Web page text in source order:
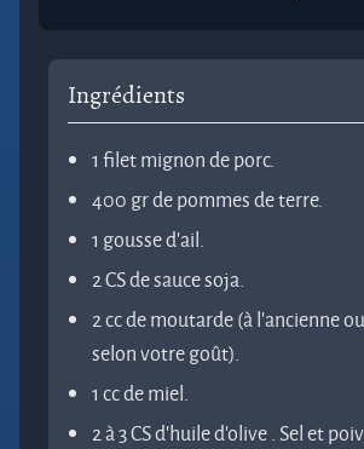
Ingrédients
1 filet mignon de porc.
400 gr de pommes de terre.
1 gousse d’ail.
2 CS de sauce soja.
2 cc de moutarde (à l’ancienne
selon votre goût).
1 cc de miel.
2 à 3 CS d’huile d’olive . Sel et